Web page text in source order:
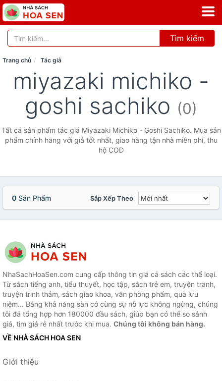
Tìm kiếm
Trang chủ Tác giả
miyazaki michiko -
goshi sachiko (0)
Tất cả sản phẩm tác giả Miyazaki Michiko - Goshi Sachiko. Mua sản
phẩm chính hãng với giá tốt nhất, giao hàng tận nhà miễn phí, thu
hộ COD
0 Sản Phẩm Sắp Xếp Theo
NhaSachHoaSen.com cung cấp thông tin giá cả sách các thể loại.
Từ sách tiếng anh, tiểu thuyết, học tập, sách trẻ em, truyện tranh,
truyện trinh thám, sách giao khoa, văn phòng phẩm, quà lưu
niệm... Bằng khả năng sẵn có cùng sự nỗ lực không ngừng, chúng
tôi đã tổng hợp hơn 180000 đầu sách, giúp bạn có thể so sánh
giá, tìm giá rẻ nhất trước khi mua. Chúng tôi không bán hàng.
VỀ NHÀ SÁCH HOA SEN
Giới thiệu